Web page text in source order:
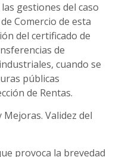
gestiones del caso
Comercio de esta
del certificado de
de
cuando se
públicas
de Rentas.
Validez del
provoca la brevedad